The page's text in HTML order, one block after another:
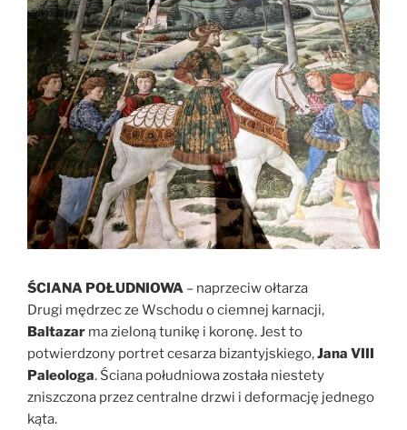
ŚCIANA POŁUDNIOWA – naprzeciw ołtarza
Drugi mędrzec ze Wschodu o ciemnej karnacji,
Baltazar ma zieloną tunikę i koronę. Jest to
potwierdzony portret cesarza bizantyjskiego,Jana VIII
Paleologa. Ściana południowa została niestety
zniszczona przez centralne drzwi i deformację jednego
kąta.